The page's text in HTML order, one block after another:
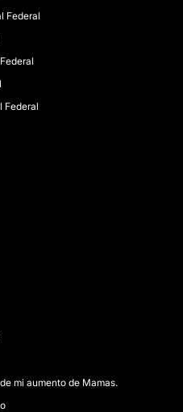
Federal
Federal
mi aumento de Mamas.